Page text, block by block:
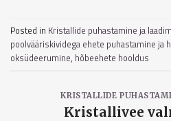
Posted in Kristallide puhastamine ja
poolvääriskividega ehete puhastamine ja
oksüdeerumine, hõbeehete hooldus
KRISTALLIDE
Kristallivee